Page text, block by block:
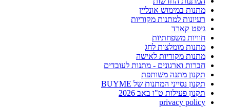
מתנות במימוש אונליין
רעיונות למתנות מקוריות
גיפט קארד
חוויות משפחתיות
מתנות מומלצות לחג
מתנות מקוריות לאישה
חברות וארגונים - מתנות לעובדים
תקנון מתנה משותפת
תקנון נסייני המתנות של BUYME
תקנון פעילות ט"ו באב 2026
privacy policy